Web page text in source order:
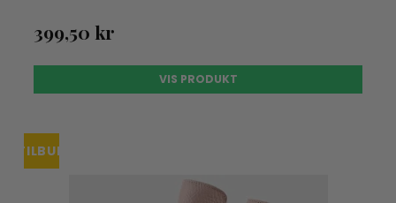
399,50 kr
VIS PRODUKT
TILBUD